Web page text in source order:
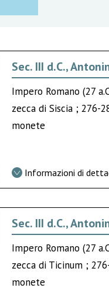
Sec. III d.C.,
Impero Romano (27
zecca di Siscia ; 276-
monete
Informazioni di
Sec. III d.C.,
Impero Romano (27
zecca di Ticinum ;
monete